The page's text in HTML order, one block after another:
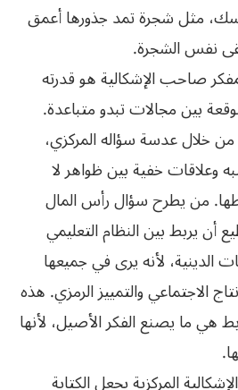
مثل شجرة تمد جذورها أعمق
نفس الشجرة.
صاحب الإشكالية هو قدرته
بين مجالات تبدو متباعدة.
خلال عدسة سؤاله المركزي،
وعلاقات خفية بين ظواهر لا
من يطرح سؤال رأس المال
أن يربط بين النظام التعليمي
الدينية، لأنه يرى في جميعها
الاجتماعي والتمييز الرمزي. هذه
هي ما يصنع الفكر الأصيل، لأنها
المركزية يجعل الكتابة